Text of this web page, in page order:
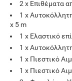
2 x Επιθέματα
1 x
x 5 m
1 x Ελαστικό
1 χ
1 χ Πιεστικό
1 χ Πιεστικό